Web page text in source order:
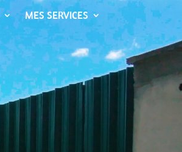
MES SERVICES